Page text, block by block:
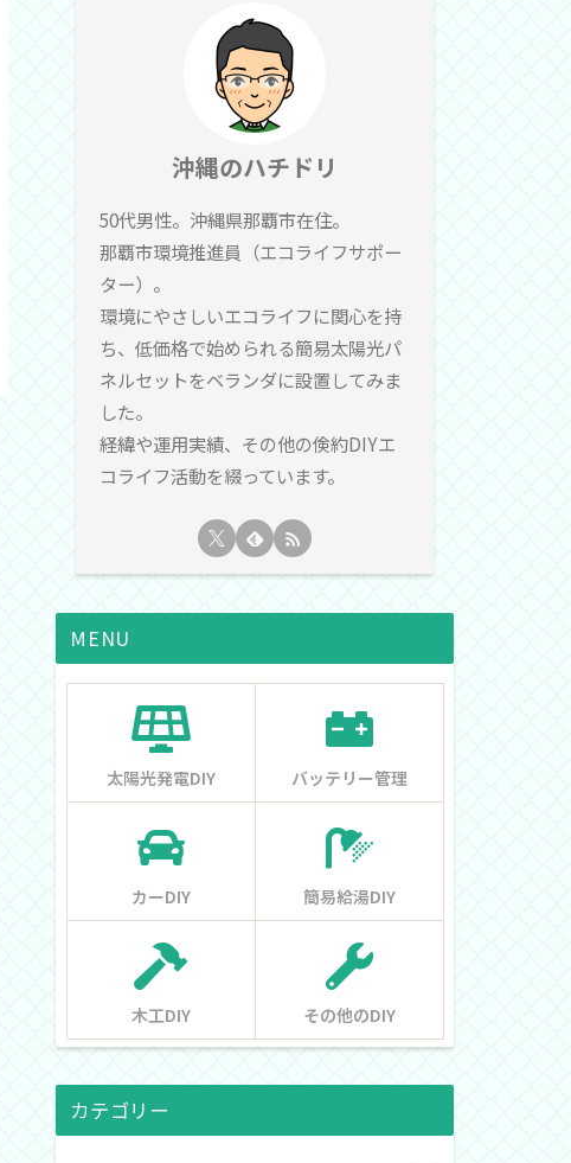
沖縄のハチドリ
50代男性。沖縄県那覇市在住。
那覇市環境推進員（エコライフサポー
ター）。
環境にやさしいエコライフに関心を持
ち、低価格で始められる簡易太陽光パ
ネルセットをベランダに設置してみま
した。
経緯や運用実績、その他の倹約DIYエ
コライフ活動を綴っています。
MENU
太陽光発電DIY バッテリー管理
カーDIY 簡易給湯DIY
木工DIY その他のDIY
カテゴリー